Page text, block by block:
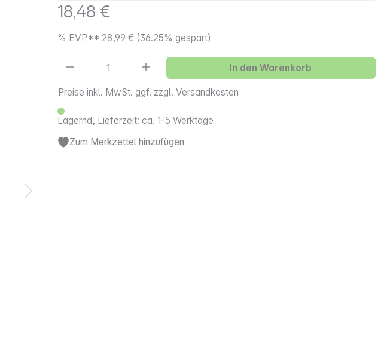
18,48 €
% EVP**28,99 € (36.25% gespart)
Preise inkl. MwSt. ggf. zzgl. Versandkosten
Lagernd, Lieferzeit: ca. 1-5 Werktage
Artikel Anzahl: Gib den gewünschten Wert ein
In den Warenkorb
Zum Merkzettel hinzufügen